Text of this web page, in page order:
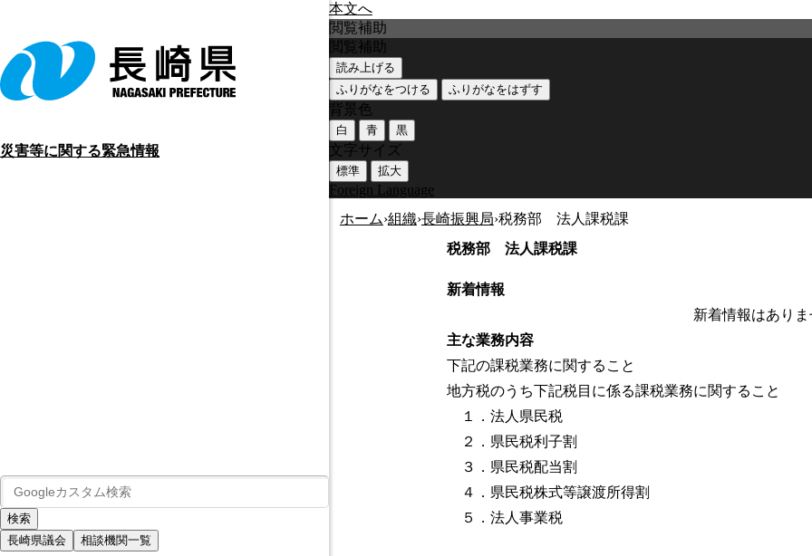
本文へ
災害等に関する緊急情報
長崎県議会 相談機関一覧
閲覧補助
閲覧補助
読み上げる
ふりがなをつける
ふりがなをはずす
背景色
白 青 黒
文字サイズ
標準 拡大
Foreign Language
ホーム›組織›長崎振興局›税務部 法人課税課
税務部 法人課税課
新着情報
新着情報はあり
主な業務内容
下記の課税業務に関すること
地方税のうち下記税目に係る課税業務に関すること
１．法人県民税
２．県民税利子割
３．県民税配当割
４．県民税株式等譲渡所得割
５．法人事業税